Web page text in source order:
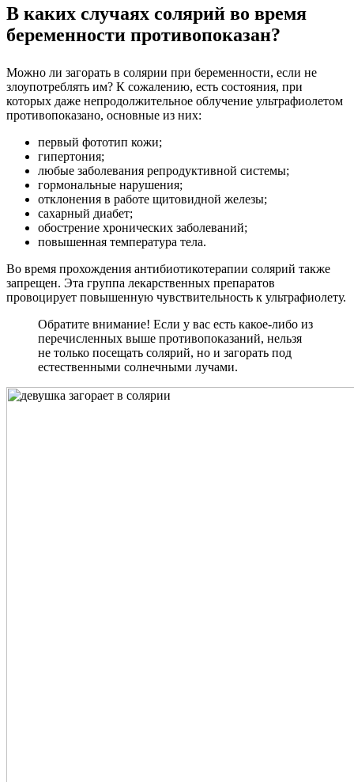
В каких случаях солярий во время
беременности противопоказан?
Можно ли загорать в солярии при беременности, если не
злоупотреблять им? К сожалению, есть состояния, при
которых даже непродолжительное облучение ультрафиолетом
противопоказано, основные из них:
первый фототип кожи;
гипертония;
любые заболевания репродуктивной системы;
гормональные нарушения;
отклонения в работе щитовидной железы;
сахарный диабет;
обострение хронических заболеваний;
повышенная температура тела.
Во время прохождения антибиотикотерапии солярий также
запрещен. Эта группа лекарственных препаратов
провоцирует повышенную чувствительность к ультрафиолету.
Обратите внимание! Если у вас есть какое-либо из
перечисленных выше противопоказаний, нельзя
не только посещать солярий, но и загорать под
естественными солнечными лучами.